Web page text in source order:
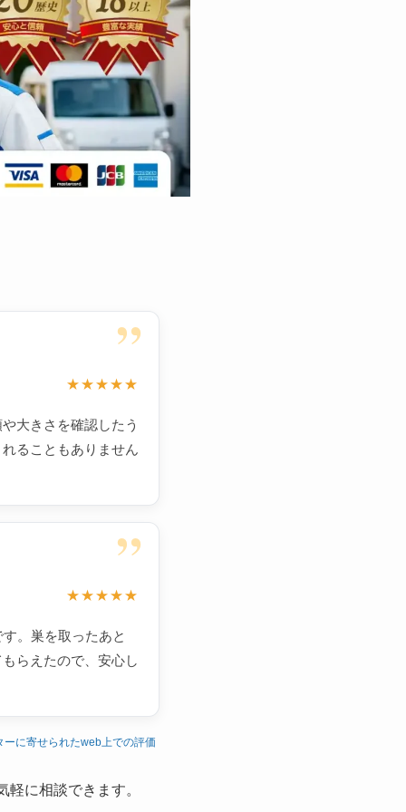
”
★★★★★
大きさを確認したう
ることもありません
”
★★★★★
。巣を取ったあと
らえたので、安心し
ーに寄せられたweb上での評価
に相談できます。